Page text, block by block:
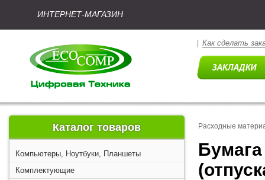
ИНТЕРНЕТ-МАГАЗИН
Как сделать
Каталог товаров
Компьютеры, Ноутбуки, Планшеты
Комплектующие
Расходные